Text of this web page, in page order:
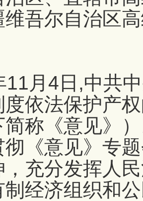
维吾尔自治区
11月4日,中共
依法保护产
称《意见》
彻《意见》专
，充分发挥人
制经济组织和